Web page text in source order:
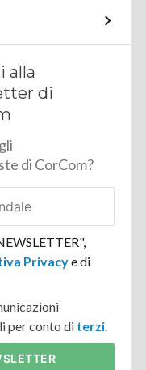
alla
di
di CorCom?
Privacye di
per conto di terzi.